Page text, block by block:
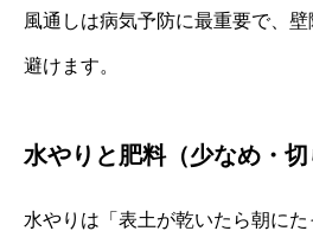
風通しは病気予防に最重要で、
避けます。
水やりと肥料（少なめ・切
水やりは「表土が乾いたら朝にた